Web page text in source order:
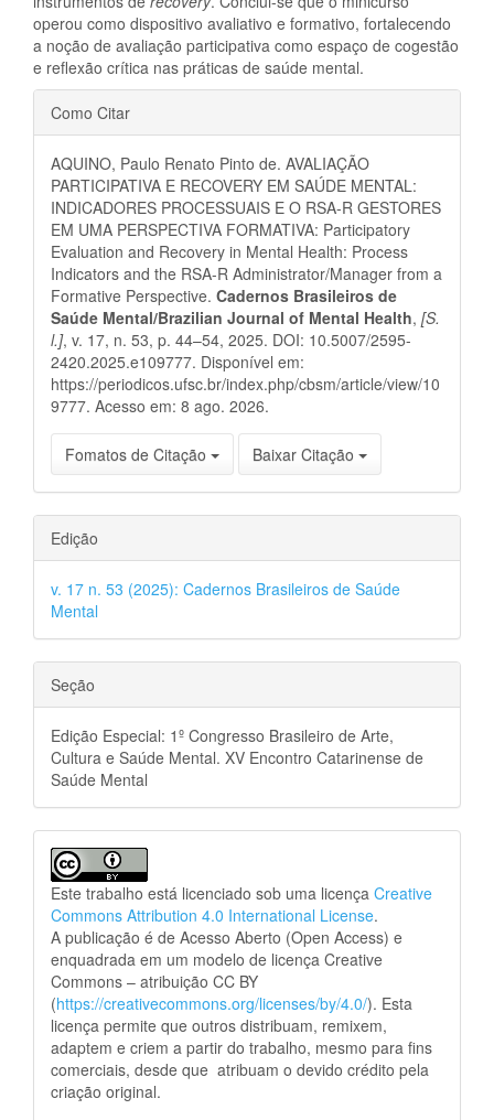
operou como dispositivo avaliativo e formativo, fortalecendo
a noção de avaliação participativa como espaço de cogestão
e reflexão crítica nas práticas de saúde mental.
Detalhes
do
artigo
Como Citar
AQUINO, Paulo Renato Pinto de. AVALIAÇÃO
PARTICIPATIVA E RECOVERY EM SAÚDE MENTAL:
INDICADORES PROCESSUAIS E O RSA-R GESTORES
EM UMA PERSPECTIVA FORMATIVA: Participatory
Evaluation and Recovery in Mental Health: Process
Indicators and the RSA-R Administrator/Manager from a
Formative Perspective. Cadernos Brasileiros de
Saúde Mental/Brazilian Journal of Mental Health, [S.
l.], v. 17, n. 53, p. 44–54, 2025. DOI: 10.5007/2595-
2420.2025.e109777. Disponível em:
https://periodicos.ufsc.br/index.php/cbsm/article/view/10
9777. Acesso em: 8 ago. 2026.
Fomatos de Citação Baixar Citação
Edição
v. 17 n. 53 (2025): Cadernos Brasileiros de Saúde
Mental
Seção
Edição Especial: 1º Congresso Brasileiro de Arte,
Cultura e Saúde Mental. XV Encontro Catarinense de
Saúde Mental
Este trabalho está licenciado sob uma licença Creative
Commons Attribution 4.0 International License.
A publicação é de Acesso Aberto (Open Access) e
enquadrada em um modelo de licença Creative
Commons – atribuição CC BY
(https://creativecommons.org/licenses/by/4.0/). Esta
licença permite que outros distribuam, remixem,
adaptem e criem a partir do trabalho, mesmo para fins
comerciais, desde que atribuam o devido crédito pela
criação original.